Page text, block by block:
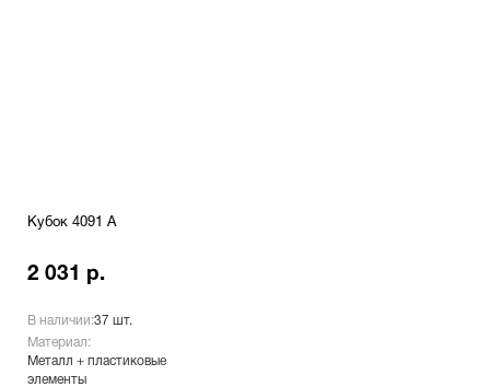
Кубок 4091 A
2 031 р.
В наличии:37 шт.
Материал:
Металл + пластиковые
элементы